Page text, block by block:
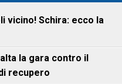
vicino! Schira: ecco la
la gara contro il
recupero